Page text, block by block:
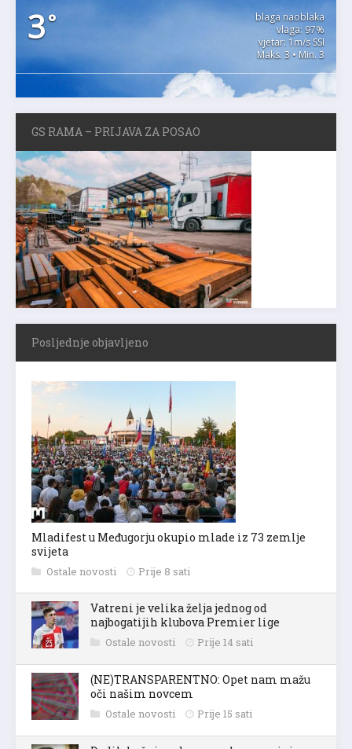
3°
blaga naoblaka
vlaga: 97%
vjetar: 1m/s SSI
Maks. 3 • Min. 3
GS RAMA – PRIJAVA ZA POSAO
Posljednje objavljeno
Mladifest u Međugorju okupio mlade iz 73 zemlje
svijeta
Ostale novosti Prije 8 sati
Vatreni je velika želja jednog od
najbogatijih klubova Premier lige
Ostale novosti Prije 14 sati
(NE)TRANSPARENTNO: Opet nam mažu
oči našim novcem
Ostale novosti Prije 15 sati